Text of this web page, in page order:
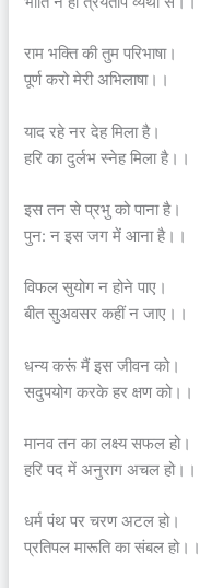
राम भक्ति की तुम परिभाषा।
पूर्ण करो मेरी अभिलाषा।।
याद रहे नर देह मिला है।
हरि का दुर्लभ स्नेह मिला है।।
इस तन से प्रभु को पाना है।
पुन: न इस जग में आना है।।
विफल सुयोग न होने पाए।
बीत सुअवसर कहीं न जाए।।
धन्य करूं मैं इस जीवन को।
सदुपयोग करके हर क्षण को।।
मानव तन का लक्ष्य सफल हो।
हरि पद में अनुराग अचल हो।।
धर्म पंथ पर चरण अटल हो।
प्रतिपल मारूति का संबल हो।।